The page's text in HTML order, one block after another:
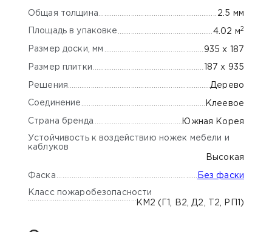
Общая толщина 2.5 мм
Площадь в упаковке 4.02 м2
Размер доски, мм 935 х 187
Размер плитки 187 х 935
Решения Дерево
Соединение Клеевое
Страна бренда Южная Корея
Устойчивость к воздействию ножек мебели и
каблуков
Высокая
Фаска Без фаски
Класс пожаробезопасности
КМ2 (Г1, В2, Д2, Т2, РП1)